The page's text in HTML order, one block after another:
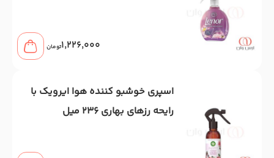
1,226,000تومان
اسپری خوشبو کننده هوا ایرویک با
رایحه رزهای بهاری 236 میل